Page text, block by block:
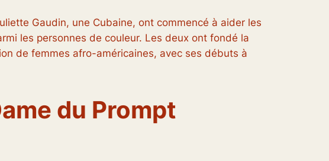
Gaudin, une Cubaine, ont commencé à aider les
les personnes de couleur. Les deux ont fondé la
de femmes afro-américaines, avec ses débuts à
du Prompt